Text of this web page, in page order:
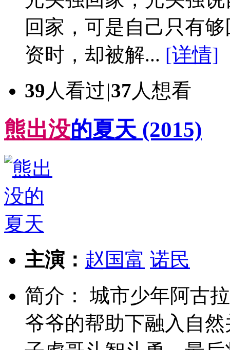
回家，可是自己只有
资时，却被解... [详情]
39 人看过|37人想看
熊出没的夏天 (2015)
主演： 赵国富 诺民
简介： 城市少年阿古
爷爷的帮助下融入自